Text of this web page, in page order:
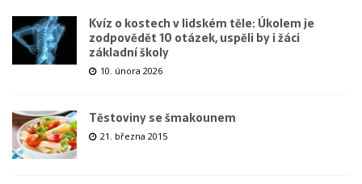
Kvíz o kostech v lidském těle: Úkolem je
zodpovědět 10 otázek, uspěli by i žáci
základní školy
10. února 2026
Těstoviny se šmakounem
21. března 2015